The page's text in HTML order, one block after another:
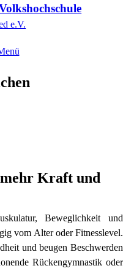
e.V.
Kraft und
Beweglichkeit und
vom Alter oder Fitnesslevel.
und beugen Beschwerden
Rückengymnastik oder